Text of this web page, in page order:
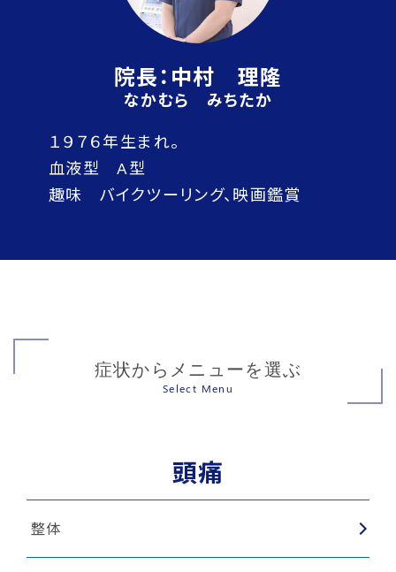
院長：中村 理隆
なかむら みちたか
１９７６年生まれ。
血液型 A型
趣味 バイクツーリング、映画鑑賞
症状からメニューを選ぶ
Select Menu
頭痛
整体